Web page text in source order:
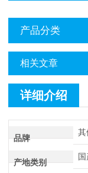
产品分类
相关文章
详细介绍
品牌
其
产地类别